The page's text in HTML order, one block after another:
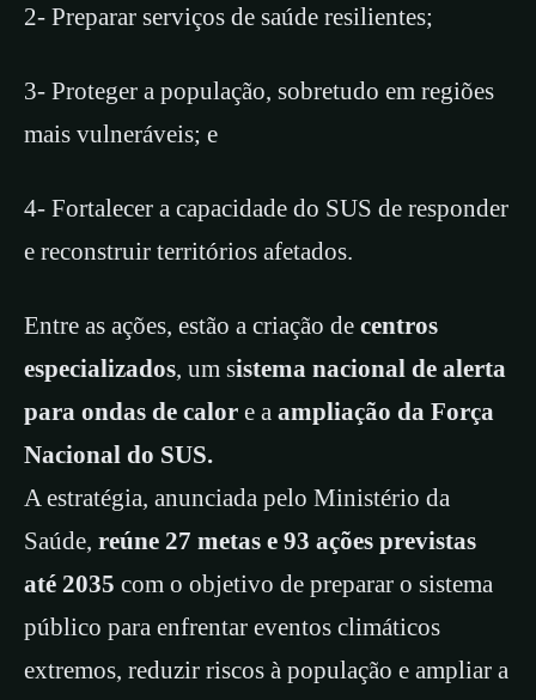
2- Preparar serviços de saúde resilientes;
3- Proteger a população, sobretudo em regiões
mais vulneráveis; e
4- Fortalecer a capacidade do SUS de responder
e reconstruir territórios afetados.
Entre as ações, estão a criação de centros
especializados, um sistema nacional de alerta
para ondas de calor e a ampliação da Força
Nacional do SUS.
A estratégia, anunciada pelo Ministério da
Saúde, reúne 27 metas e 93 ações previstas
até 2035 com o objetivo de preparar o sistema
público para enfrentar eventos climáticos
extremos, reduzir riscos à população e ampliar a